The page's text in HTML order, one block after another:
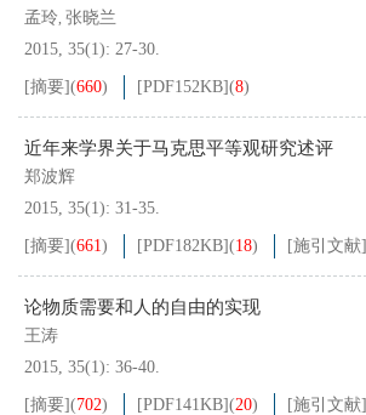
孟玲, 张晓兰
2015, 35(1): 27-30.
[摘要](660) [PDF152KB](8)
近年来学界关于马克思平等观研究述评
郑波辉
2015, 35(1): 31-35.
[摘要](661) [PDF182KB](18) [施引文献]
论物质需要和人的自由的实现
王涛
2015, 35(1): 36-40.
[摘要](702) [PDF141KB](20) [施引文献]